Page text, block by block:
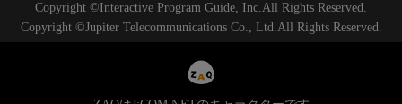
Copyright ©Interactive Program Guide, Inc.All Rights Reserved.
Copyright ©Jupiter Telecommunications Co., Ltd.All Rights Reserved.